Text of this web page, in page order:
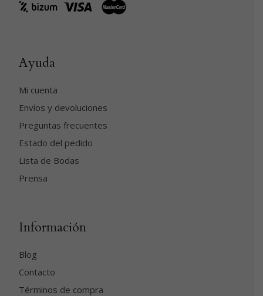
Ayuda
Mi cuenta
Envíos y devoluciones
Preguntas frecuentes
Estado del pedido
Lista de Bodas
Prensa
Información
Blog
Contacto
Términos de compra